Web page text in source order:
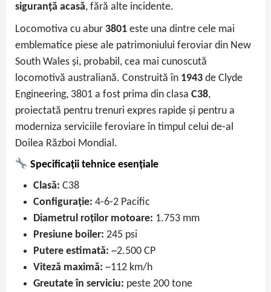
siguranță acasă, fără alte incidente.
Locomotiva cu abur 3801 este una dintre cele mai
emblematice piese ale patrimoniului feroviar din New
South Wales și, probabil, cea mai cunoscută
locomotivă australiană. Construită în 1943 de Clyde
Engineering, 3801 a fost prima din clasa C38,
proiectată pentru trenuri expres rapide și pentru a
moderniza serviciile feroviare în timpul celui de‑al
Doilea Război Mondial.
Specificații tehnice esențiale
Clasă: C38
Configurație: 4‑6‑2 Pacific
Diametrul roților motoare: 1.753 mm
Presiune boiler: 245 psi
Putere estimată: ~2.500 CP
Viteză maximă: ~112 km/h
Greutate în serviciu: peste 200 tone